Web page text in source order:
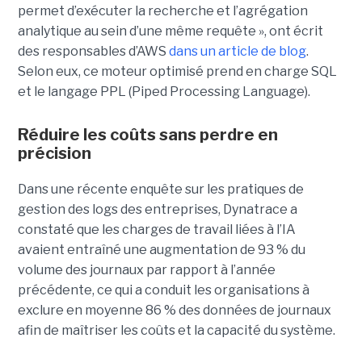
permet d’exécuter la recherche et l’agrégation
analytique au sein d’une même requête », ont écrit
des responsables d’AWS dans un article de blog.
Selon eux, ce moteur optimisé prend en charge SQL
et le langage PPL (Piped Processing Language).
Réduire les coûts sans perdre en
précision
Dans une récente enquête sur les pratiques de
gestion des logs des entreprises, Dynatrace a
constaté que les charges de travail liées à l’IA
avaient entraîné une augmentation de 93 % du
volume des journaux par rapport à l’année
précédente, ce qui a conduit les organisations à
exclure en moyenne 86 % des données de journaux
afin de maîtriser les coûts et la capacité du système.